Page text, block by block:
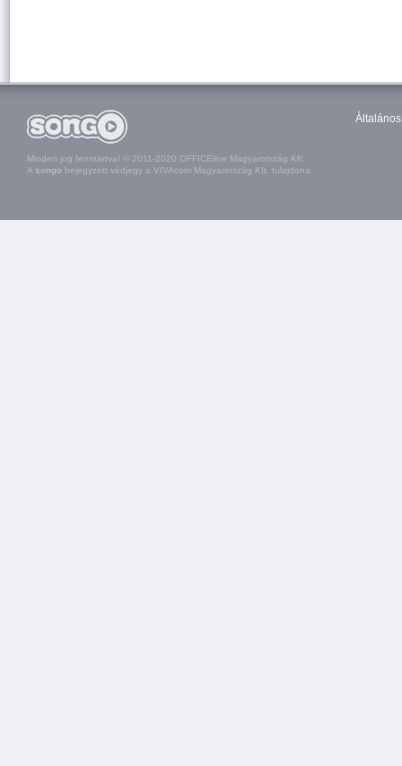
Minden jog fenntartva! © 2011-2020 OFFICEline Magyarország Kft.
A songo bejegyzett védjegy a VIVAcom Magyarország Kft. tulajdona.